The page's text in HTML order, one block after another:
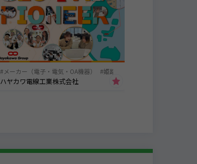
メーカー（電子・電気・OA機器） 姫路市
ハヤカワ電線工業株式会社